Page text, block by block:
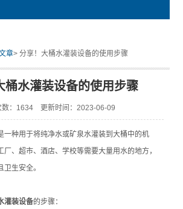
限公司
章> 分享！大桶水灌装设备的使用步骤
桶水灌装设备的使用步骤
数：1634 更新时间：2023-06-09
种用于将纯净水或矿泉水灌装到大桶中的机
厂、超市、酒店、学校等需要大量用水的地方，
生安全。
灌装设备的步骤：